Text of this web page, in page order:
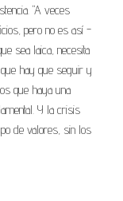
"A veces
pero no es así -
sea laica, necesita
hay que seguir y
que haya una
Y la crisis
de valores, sin los